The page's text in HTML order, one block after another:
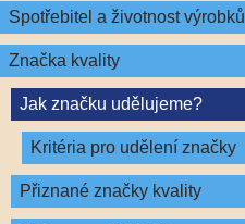
Spotřebitel a životnost výrobků
Značka kvality
Jak značku udělujeme?
Kritéria pro udělení značky
Přiznané značky kvality